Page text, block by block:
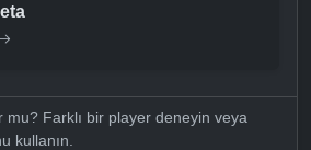
mu? Farklı bir player deneyin veya
kullanın.